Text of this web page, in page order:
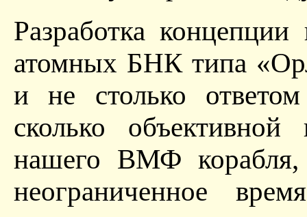
Разработка концепции
атомных БHК типа
и не столько
сколько
нашего ВМФ корабля,
неограниченное